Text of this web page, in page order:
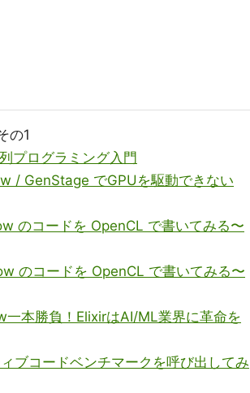
の1
プログラミング入門
/ GenStage でGPUを駆動できない
のコードを OpenCL で書いてみる〜
のコードを OpenCL で書いてみる〜
本勝負！ElixirはAI/ML業界に革命を
ブコードベンチマークを呼び出してみ